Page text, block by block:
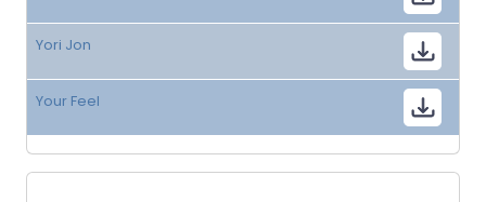
Yori Jon
Your Feel